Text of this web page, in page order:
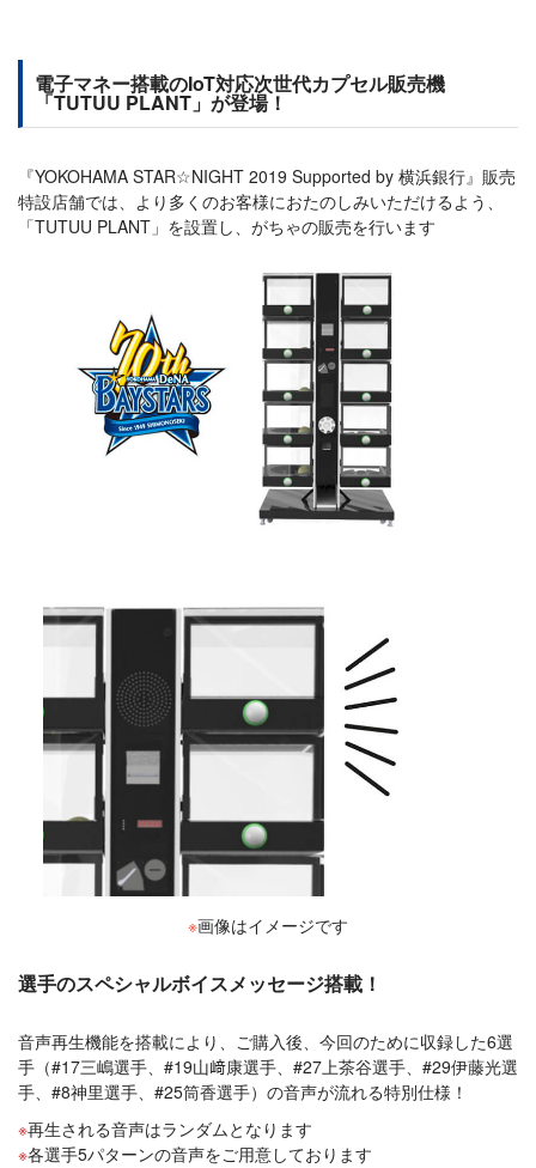
電子マネー搭載のIoT対応次世代カプセル販売機
「TUTUU PLANT」が登場！
『YOKOHAMA STAR☆NIGHT 2019 Supported by 横浜銀行』販売
特設店舗では、より多くのお客様におたのしみいただけるよう、
「TUTUU PLANT」を設置し、がちゃの販売を行います
※画像はイメージです
選手のスペシャルボイスメッセージ搭載！
音声再生機能を搭載により、ご購入後、今回のために収録した6選
手（#17三嶋選手、#19山﨑康選手、#27上茶谷選手、#29伊藤光選
手、#8神里選手、#25筒香選手）の音声が流れる特別仕様！
再生される音声はランダムとなります
各選手5パターンの音声をご用意しております